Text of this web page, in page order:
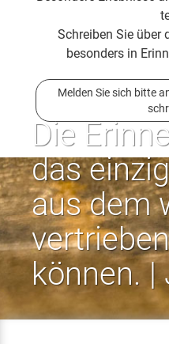
Schreiben Sie über
besonders in
Melden Sie sich bitte
Die
das
aus dem
können. |